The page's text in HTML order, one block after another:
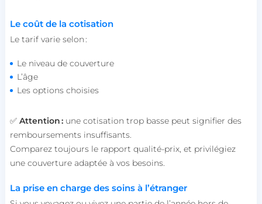
Le coût de la cotisation
Le tarif varie selon :
Le niveau de couverture
L’âge
Les options choisies
✅ Attention : une cotisation trop basse peut signifier des
remboursements insuffisants.
Comparez toujours le rapport qualité-prix, et privilégiez
une couverture adaptée à vos besoins.
La prise en charge des soins à l’étranger